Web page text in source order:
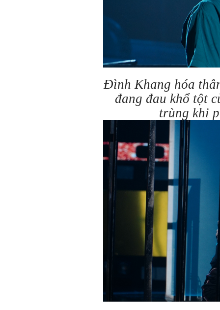
Đình Khang hóa
đang đau khổ tột
trùng khi